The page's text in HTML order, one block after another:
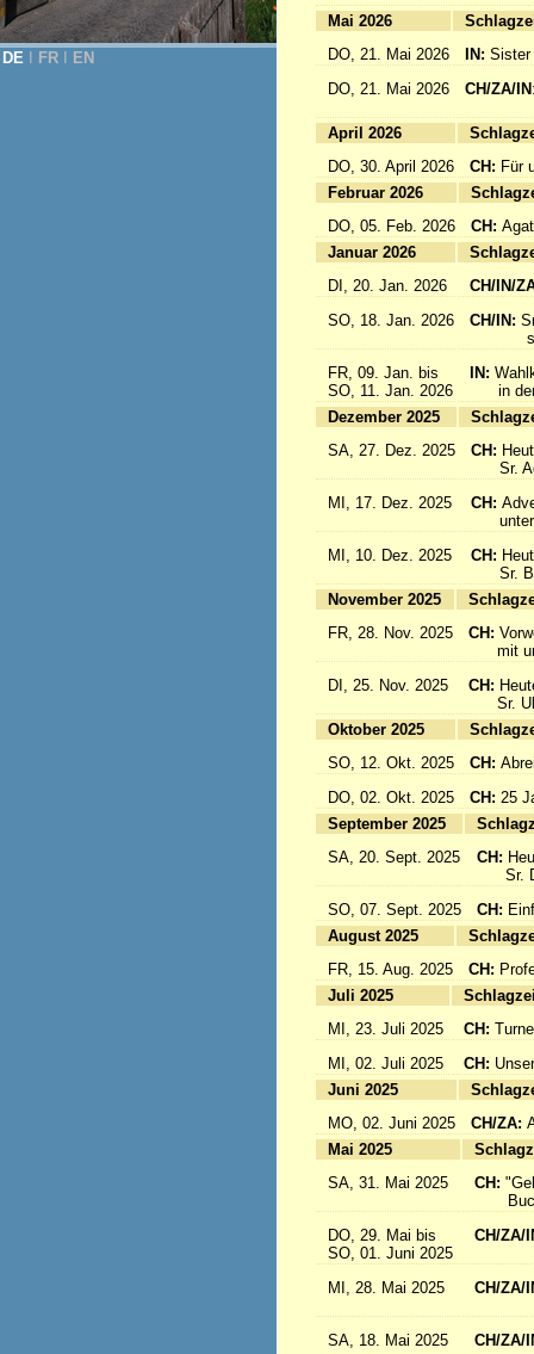
DE FR EN
Mai 2026
DO, 21. Mai 2026
IN: Sister
DO, 21. Mai 2026
CH/ZA/IN
April 2026
DO, 30. April 2026
CH: Für
Februar 2026
DO, 05. Feb. 2026
CH:
Januar 2026
DI, 20. Jan. 2026
CH/IN/
SO, 18. Jan. 2026
CH/IN:
sind
FR, 09. Jan. bis
SO, 11. Jan. 2026
IN:
in der
Dezember 2025
SA, 27. Dez. 2025
CH:
Sr.
MI, 17. Dez. 2025
CH:
unter
MI, 10. Dez. 2025
CH:
Sr.
November 2025
FR, 28. Nov. 2025
CH:
mit
DI, 25. Nov. 2025
CH:
Sr.
Oktober 2025
SO, 12. Okt. 2025
CH:
DO, 02. Okt. 2025
CH: 25
September 2025
SA, 20. Sept. 2025
CH:
Sr.
SO, 07. Sept. 2025
CH:
August 2025
FR, 15. Aug. 2025
CH:
Juli 2025
MI, 23. Juli 2025
CH:
MI, 02. Juli 2025
CH:
Juni 2025
MO, 02. Juni 2025
CH/ZA:
Mai 2025
SA, 31. Mai 2025
CH:
DO, 29. Mai bis
SO, 01. Juni 2025
CH/ZA/
MI, 28. Mai 2025
CH/ZA/
SA, 18. Mai 2025
CH/ZA/